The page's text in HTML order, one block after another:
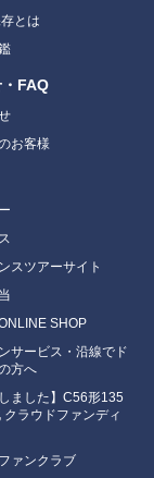
とは
FAQ
お客様
スツアーサイト
SHOP
サービス・沿線でド
方へ
ました】C56形135
クラウドファンディ
ァンクラブ